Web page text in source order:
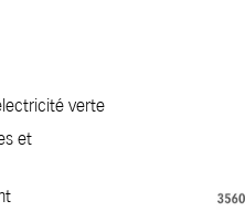
verte
et